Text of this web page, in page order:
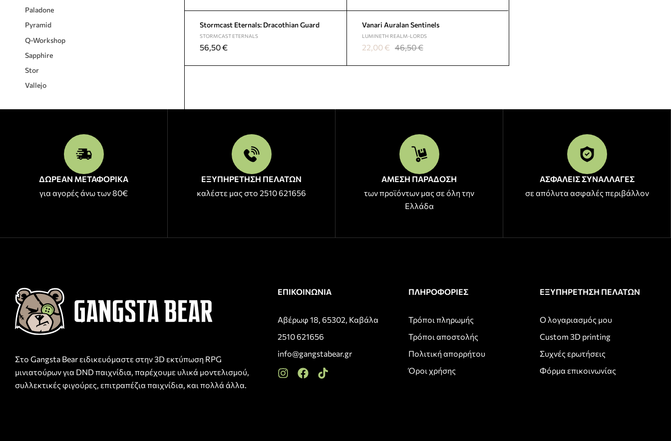
Stormcast Eternals: Dracothian Guard
STORMCAST ETERNALS
56,50€
Vanari Auralan Sentinels
LUMINETH REALM-LORDS
46,50€
22,00€
Paladone
Pyramid
Q-Workshop
Sapphire
Stor
Vallejo
ΔΩΡΕΑΝ ΜΕΤΑΦΟΡΙΚΑ
για αγορές άνω των 80€
ΕΞΥΠΗΡΕΤΗΣΗ ΠΕΛΑΤΩΝ
καλέστε μας στο 2510 621656
ΑΜΕΣΗ ΠΑΡΑΔΟΣΗ
των προϊόντων μας σε όλη την
Ελλάδα
ΑΣΦΑΛΕΙΣ ΣΥΝΑΛΛΑΓΕΣ
σε απόλυτα ασφαλές περιβάλλον
Στο Gangsta Bear ειδικευόμαστε στην 3D εκτύπωση RPG
μινιατούρων για DND παιχνίδια, παρέχουμε υλικά μοντελισμού,
συλλεκτικές φιγούρες, επιτραπέζια παιχνίδια, και πολλά άλλα.
ΕΠΙΚΟΙΝΩΝΙΑ
Αβέρωφ 18, 65302, Καβάλα
2510 621656
info@gangstabear.gr
ΠΛΗΡΟΦΟΡΙΕΣ
Τρόποι πληρωμής
Τρόποι αποστολής
Πολιτική απορρήτου
Όροι χρήσης
ΕΞΥΠΗΡΕΤΗΣΗ ΠΕΛΑΤΩΝ
Ο λογαριασμός μου
Custom 3D printing
Συχνές ερωτήσεις
Φόρμα επικοινωνίας